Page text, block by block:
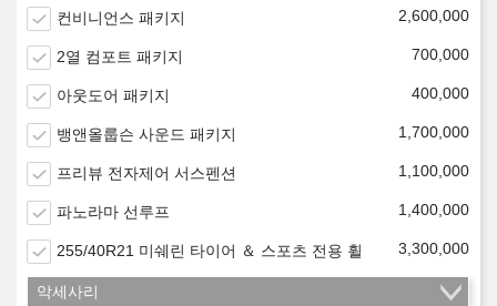
컨비니언스 패키지 2,600,000
2열 컴포트 패키지 700,000
아웃도어 패키지 400,000
뱅앤올룹슨 사운드 패키지 1,700,000
프리뷰 전자제어 서스펜션 1,100,000
파노라마 선루프 1,400,000
255/40R21 미쉐린 타이어 ＆ 스포츠 전용 휠 3,300,000
악세사리